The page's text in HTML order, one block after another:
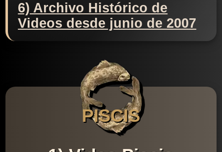
6) Archivo Histórico de
Videos desde junio de 2007
PISCIS